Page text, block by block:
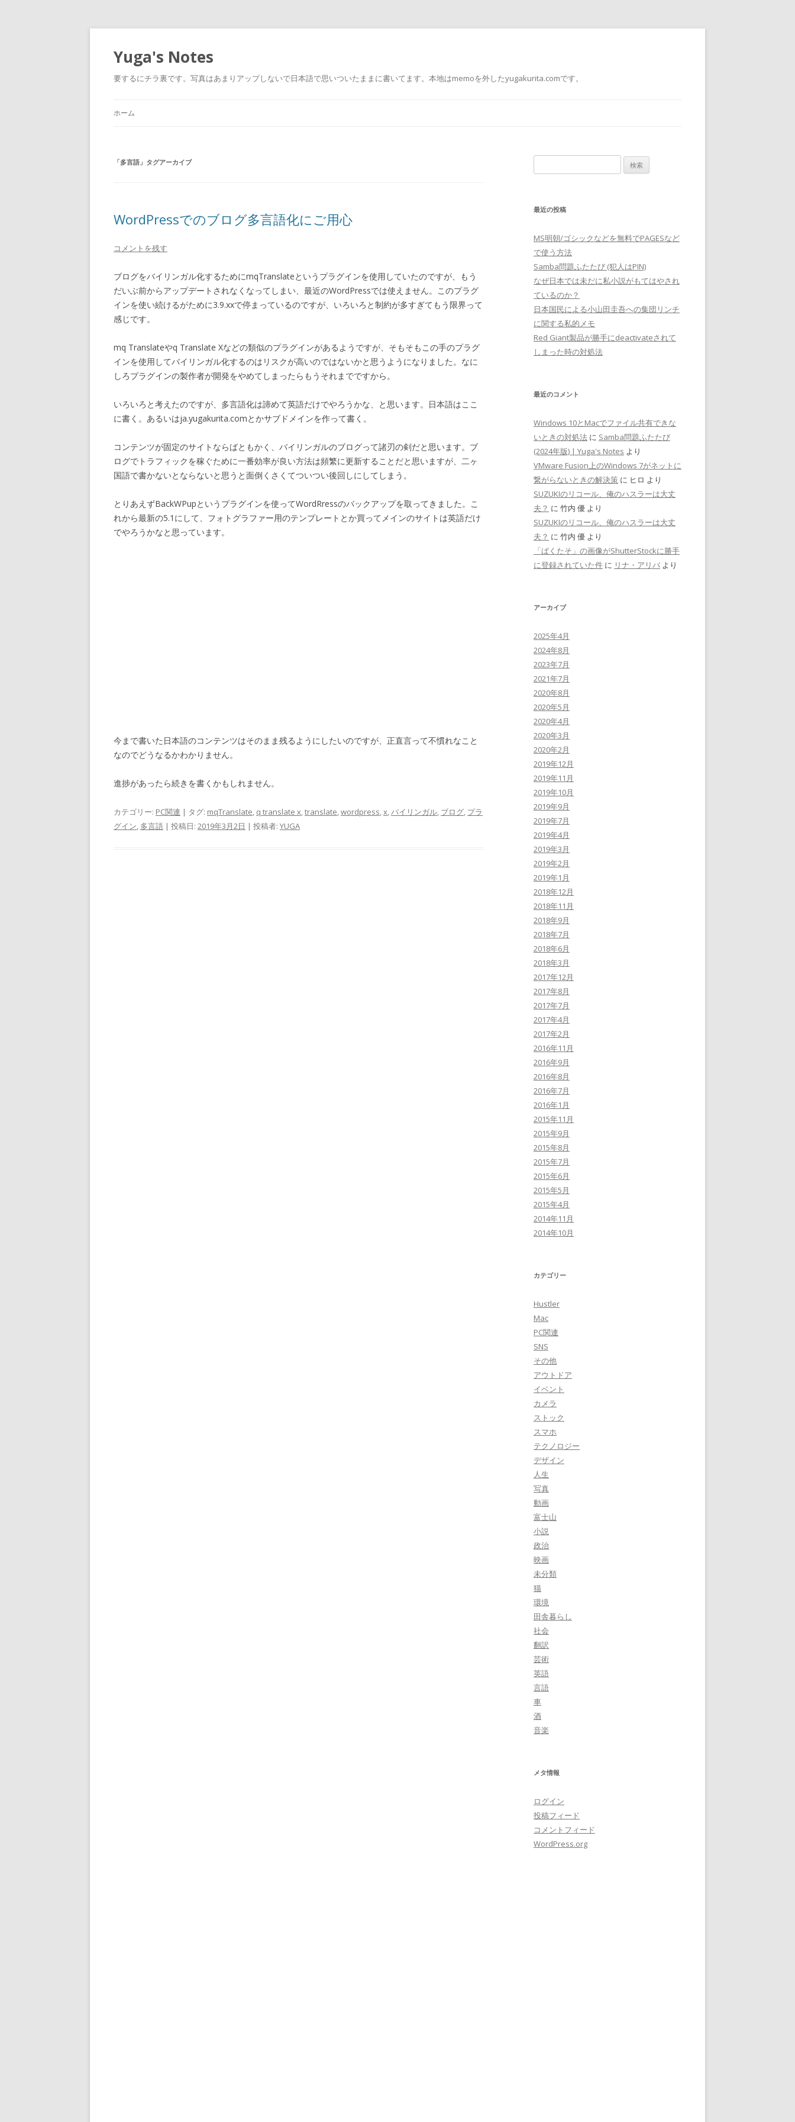
Yuga's Notes
要するにチラ裏です。写真はあまりアップしないで日本語で思いついたままに書いてます。本地はmemoを外したyugakurita.comです。
ホーム
「多言語 」タグアーカイブ
WordPressでのブログ多言語化にご用心
コメントを残す
ブログをバイリンガル化するためにmqTranslateというプラグインを使用していたのですが、もう
だいぶ前からアップデートされなくなってしまい、最近のWordPressでは使えません。このプラグ
インを使い続けるがために3.9.xxで停まっているのですが、いろいろと制約が多すぎてもう限界って
感じです。
mq Translateやq Translate Xなどの類似のプラグインがあるようですが、そもそもこの手のプラグ
インを使用してバイリンガル化するのはリスクが高いのではないかと思うようになりました。なに
しろプラグインの製作者が開発をやめてしまったらもうそれまでですから。
いろいろと考えたのですが、多言語化は諦めて英語だけでやろうかな、と思います。日本語はここ
に書く。あるいはja.yugakurita.comとかサブドメインを作って書く。
コンテンツが固定のサイトならばともかく、バイリンガルのブログって諸刃の剣だと思います。ブ
ログでトラフィックを稼ぐために一番効率が良い方法は頻繁に更新することだと思いますが、二ヶ
国語で書かないとならないと思うと面倒くさくてついつい後回しにしてしまう。
とりあえずBackWPupというプラグインを使ってWordRressのバックアップを取ってきました。こ
れから最新の5.1にして、フォトグラファー用のテンプレートとか買ってメインのサイトは英語だけ
でやろうかなと思っています。
今まで書いた日本語のコンテンツはそのまま残るようにしたいのですが、正直言って不慣れなこと
なのでどうなるかわかりません。
進捗があったら続きを書くかもしれません。
カテゴリー: PC関連 | タグ: mqTranslate, q translate x,translate,wordpress,x,バイリンガル, ブログ, プラ
グイン, 多言語 | 投稿日: 2019年3月2日 | 投稿者: YUGA
索:
最近の投稿
MS明朝/ゴシックなどを無料でPAGESなど
で使う方法
Samba問題ふたたび (犯人はPIN)
なぜ日本では未だに私小説がもてはやされ
ているのか？
日本国民による小山田圭吾への集団リンチ
に関する私的メモ
Red Giant製品が勝手にdeactivateされて
しまった時の対処法
最近のコメント
Windows 10とMacでファイル共有できな
いときの対処法 に Samba問題ふたたび
(2024年版) | Yuga's Notes より
VMware Fusion上のWindows 7がネットに
繋がらないときの解決策 に ヒロ より
SUZUKIのリコール、俺のハスラーは大丈
夫？ に 竹内 優 より
SUZUKIのリコール、俺のハスラーは大丈
夫？ に 竹内 優 より
「ぱくたそ」の画像がShutterStockに勝手
に登録されていた件 に リナ・アリバ より
アーカイブ
2025年4月
2024年8月
2023年7月
2021年7月
2020年8月
2020年5月
2020年4月
2020年3月
2020年2月
2019年12月
2019年11月
2019年10月
2019年9月
2019年7月
2019年4月
2019年3月
2019年2月
2019年1月
2018年12月
2018年11月
2018年9月
2018年7月
2018年6月
2018年3月
2017年12月
2017年8月
2017年7月
2017年4月
2017年2月
2016年11月
2016年9月
2016年8月
2016年7月
2016年1月
2015年11月
2015年9月
2015年8月
2015年7月
2015年6月
2015年5月
2015年4月
2014年11月
2014年10月
カテゴリー
Hustler
Mac
PC関連
SNS
その他
アウトドア
イベント
カメラ
ストック
スマホ
テクノロジー
デザイン
人生
写真
動画
富士山
小説
政治
映画
未分類
猫
環境
田舎暮らし
社会
翻訳
芸術
英語
言語
車
酒
音楽
メタ情報
ログイン
投稿フィード
コメントフィード
WordPress.org